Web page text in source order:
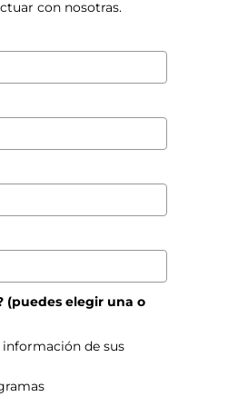
con nosotras.
(puedes elegir una o
de sus